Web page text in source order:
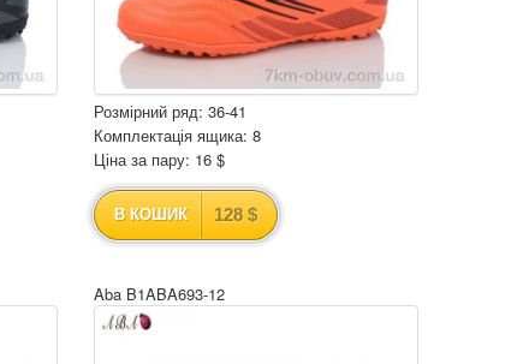
Розмірний ряд: 36-41
Комплектація ящика: 8
Ціна за пару: 16 $
В КОШИК 128 $
Aba B1ABA693-12